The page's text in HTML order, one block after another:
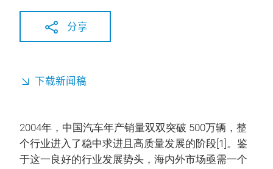
分享
下载新闻稿
2004年，中国汽车年产销量双双突破 500万辆，整
个行业进入了稳中求进且高质量发展的阶段[1]。鉴
于这一良好的行业发展势头，海内外市场亟需一个